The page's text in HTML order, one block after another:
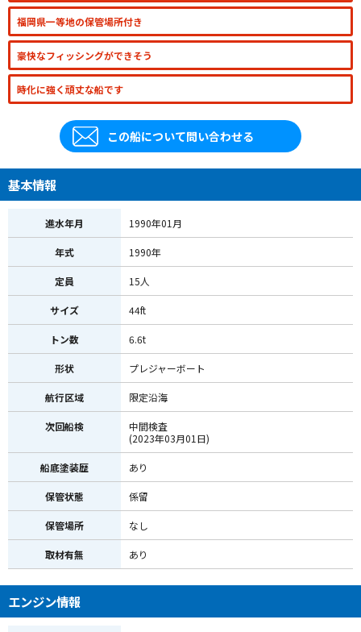
福岡県一等地の保管場所付き
豪快なフィッシングができそう
時化に強く頑丈な船です
この船について問い合わせる
基本情報
進水年月 1990年01月
年式 1990年
定員 15人
サイズ 44ft
トン数 6.6t
形状 プレジャーボート
航行区域 限定沿海
次回船検
中間検査
(2023年03月01日)
船底塗装歴 あり
保管状態 係留
保管場所 なし
取材有無 あり
エンジン情報